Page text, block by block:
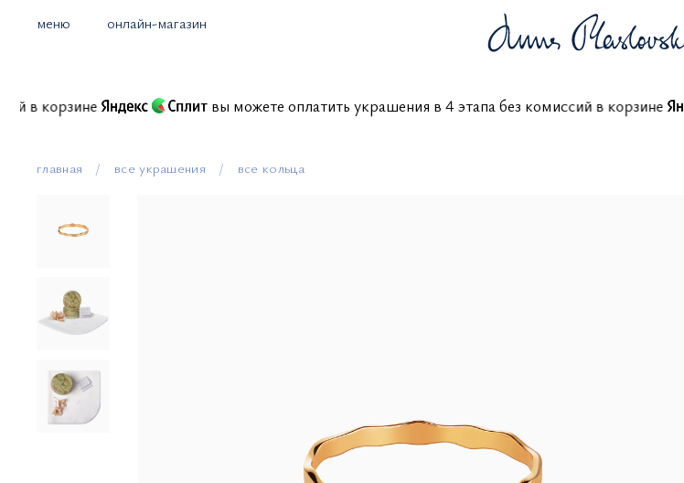
меню онлайн-магазин
в корзине вы можете оплатить украшения в 4 этапа без комиссий в корзине
главная все украшения все кольца